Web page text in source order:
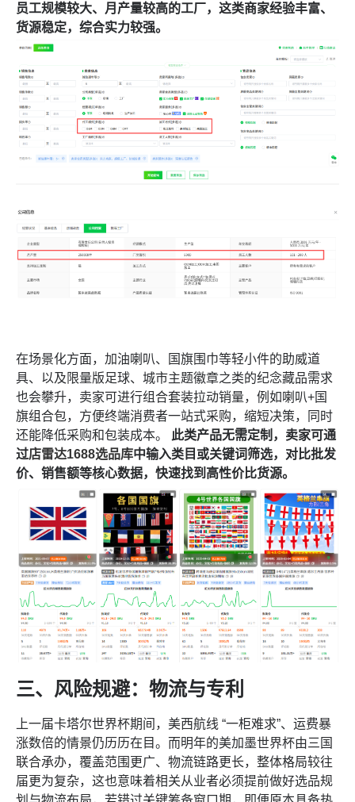
员工规模较大、月产量较高的工厂，这类商家经验丰富、
货源稳定，综合实力较强。
在场景化方面，加油喇叭、国旗围巾等轻小件的助威道
具、以及限量版足球、城市主题徽章之类的纪念藏品需求
也会攀升，卖家可进行组合套装拉动销量，例如喇叭+国
旗组合包，方便终端消费者一站式采购，缩短决策，同时
还能降低采购和包装成本。
此类产品无需定制，卖家可通
过店雷达1688选品库中输入类目或关键词筛选，对比批发
价、销售额等核心数据，快速找到高性价比货源。
三、风险规避：物流与专利
上一届卡塔尔世界杯期间，美西航线 “一柜难求”、运费暴
涨数倍的情景仍历历在目。而明年的美加墨世界杯由三国
联合承办，覆盖范围更广、物流链路更长，整体格局较往
届更为复杂，这也意味着相关从业者必须提前做好选品规